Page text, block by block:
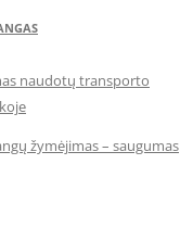
naudotų transporto
žymėjimas – saugumas